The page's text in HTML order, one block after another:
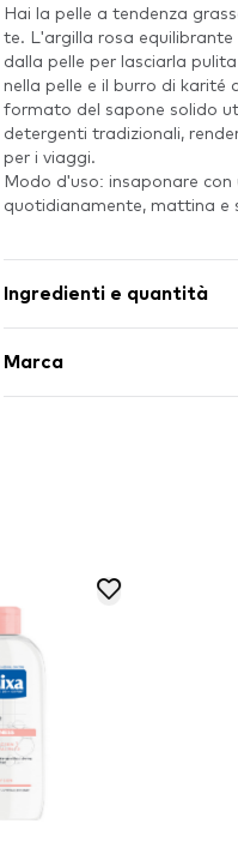
Hai la pelle a tendenza
te. L'argilla rosa
dalla pelle per lasciarla
nella pelle e il burro di karité
formato del sapone solido
detergenti tradizionali,
per i viaggi.
Modo d'uso: insaponare
quotidianamente, mattina e
Ingredienti e quantità
Marca